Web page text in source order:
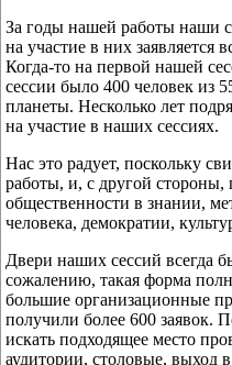
За годы нашей работы наши
на участие в них заявляется
Когда-то на первой нашей
сессии было 400 человек из
планеты. Несколько лет
на участие в наших сессиях.
Нас это радует, поскольку
работы, и, с другой стороны,
общественности в знании,
человека, демократии,
Двери наших сессий всегда
сожалению, такая форма
большие организационные
получили более 600 заявок.
искать подходящее место
аудитории, столовые, выход